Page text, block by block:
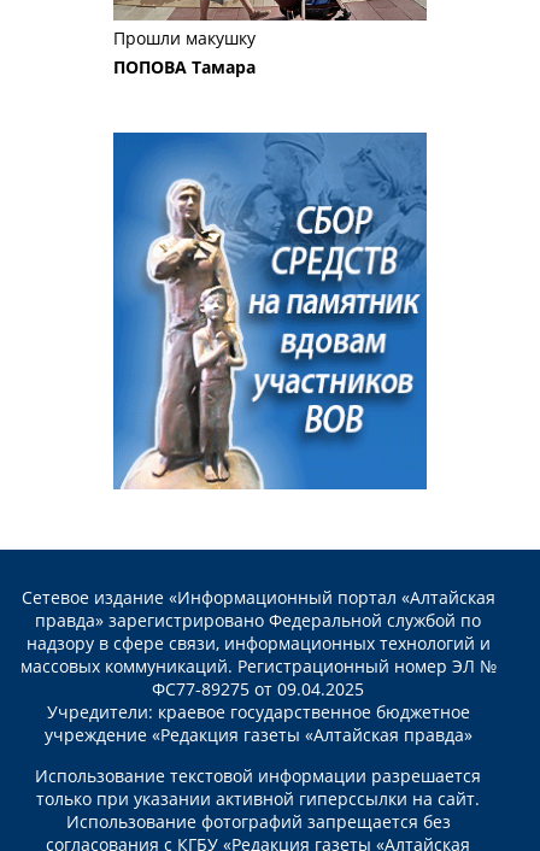
Прошли макушку
ПОПОВА Тамара
Сетевое издание «Информационный портал «Алтайская
правда» зарегистрировано Федеральной службой по
надзору в сфере связи, информационных технологий и
массовых коммуникаций. Регистрационный номер ЭЛ №
ФС77-89275 от 09.04.2025
Учредители: краевое государственное бюджетное
учреждение «Редакция газеты «Алтайская правда»
Использование текстовой информации разрешается
только при указании активной гиперссылки на сайт.
Использование фотографий запрещается без
согласования с КГБУ «Редакция газеты «Алтайская